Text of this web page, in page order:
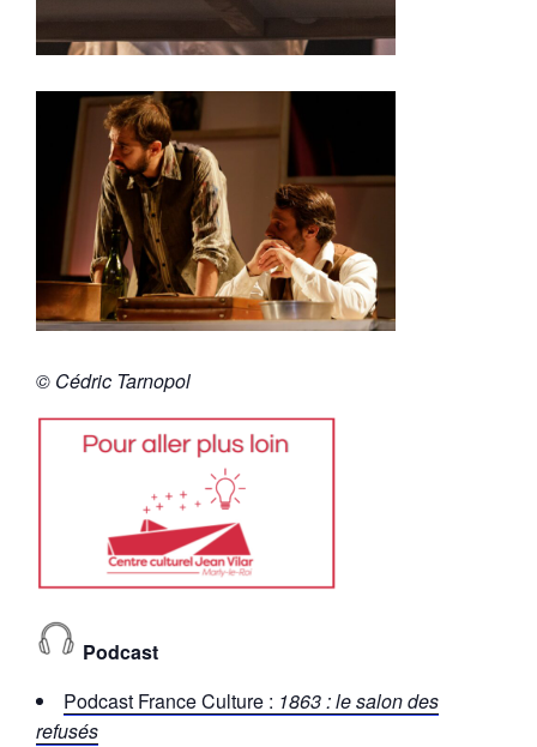
© Cédric Tarnopol
Podcast
Podcast France Culture : 1863 : le salon des
refusés